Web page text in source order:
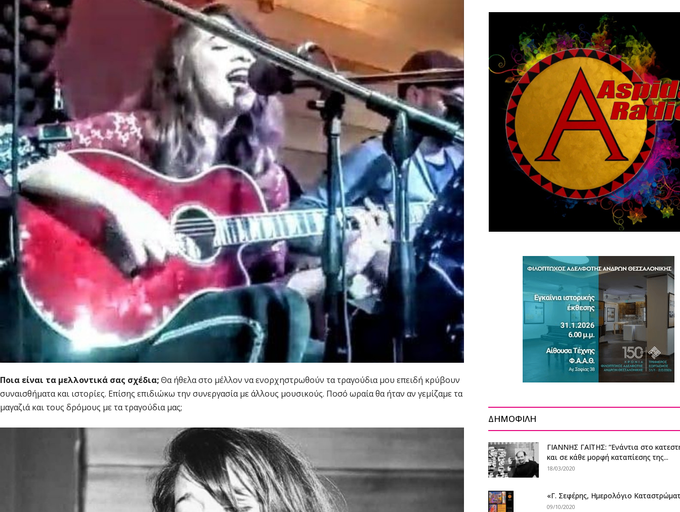
Ποια είναι τα μελλοντικά σας σχέδια;Θα ήθελα στο μέλλον να ενορχηστρωθούν τα τραγούδια μου επειδή κρύβουν
συναισθήματα και ιστορίες. Επίσης επιδιώκω την συνεργασία με άλλους μουσικούς. Ποσό ωραία θα ήταν αν γεμίζαμε τα
μαγαζιά και τους δρόμους με τα τραγούδια μας;
ΔΗΜΟΦΙΛΗ
ΓΙΑΝΝΗΣ ΓΑΪΤΗΣ: “Ενάντια στο
και σε κάθε μορφή καταπίεσης της...
18/03/2020
«Γ. Σεφέρης, Ημερολόγιο
09/10/2020